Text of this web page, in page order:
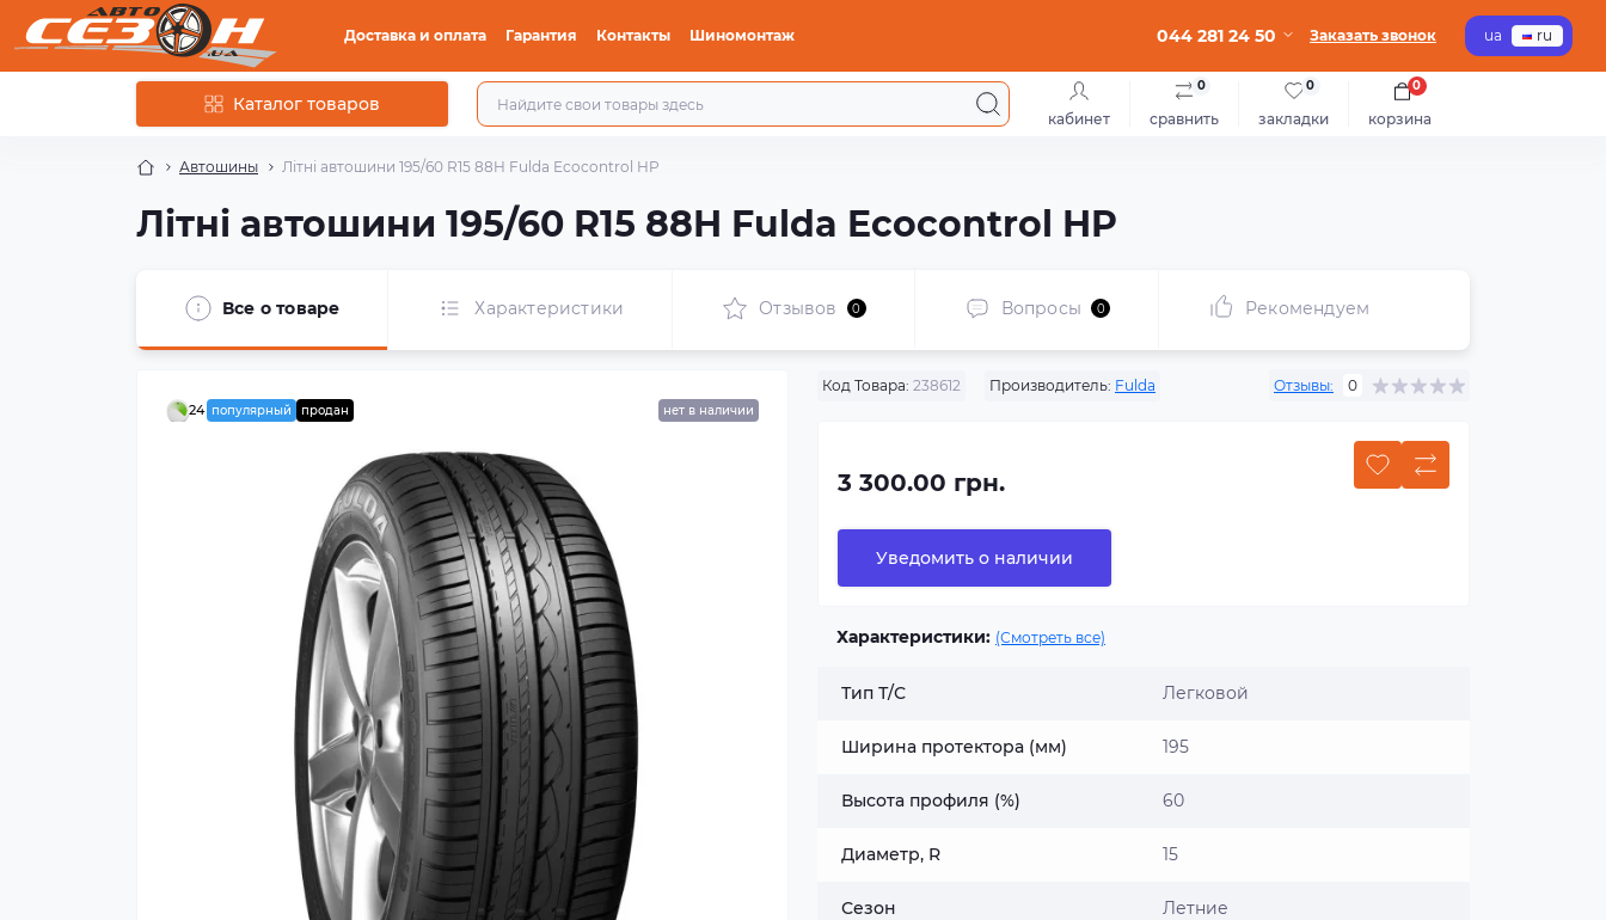
Доставка и оплата Гарантия Контакты Шиномонтаж 044 281 24 50 Заказать звонок ua ru
Каталог товаров
кабинет сравнить
0
закладки
0
корзина
0
Автошины Літні автошини 195/60 R15 88H Fulda Ecocontrol HP
Літні автошини 195/60 R15 88H Fulda Ecocontrol HP
Все о товаре Характеристики Отзывов 0 Вопросы 0 Рекомендуем
24 популярный продан нет в наличии
Код Товара: 238612 Производитель: Fulda Отзывы: 0
3 300.00 грн.
Уведомить о наличии
Характеристики: (Смотреть все)
Тип Т/С Легковой
Ширина протектора (мм) 195
Высота профиля (%) 60
Диаметр, R 15
Сезон Летние